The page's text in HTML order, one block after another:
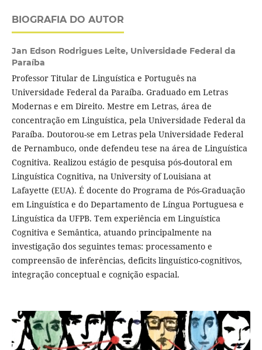
BIOGRAFIA DO AUTOR
Jan Edson Rodrigues Leite, Universidade Federal da
Paraíba
Professor Titular de Linguística e Português na
Universidade Federal da Paraíba. Graduado em Letras
Modernas e em Direito. Mestre em Letras, área de
concentração em Linguística, pela Universidade Federal da
Paraíba. Doutorou-se em Letras pela Universidade Federal
de Pernambuco, onde defendeu tese na área de Linguística
Cognitiva. Realizou estágio de pesquisa pós-doutoral em
Linguística Cognitiva, na University of Louisiana at
Lafayette (EUA). É docente do Programa de Pós-Graduação
em Linguística e do Departamento de Língua Portuguesa e
Linguística da UFPB. Tem experiência em Linguística
Cognitiva e Semântica, atuando principalmente na
investigação dos seguintes temas: processamento e
compreensão de inferências, deficits linguístico-cognitivos,
integração conceptual e cognição espacial.